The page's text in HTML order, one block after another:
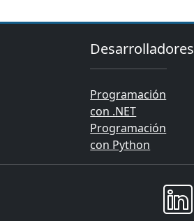
Desarrolladores
Programación
con .NET
Programación
con Python